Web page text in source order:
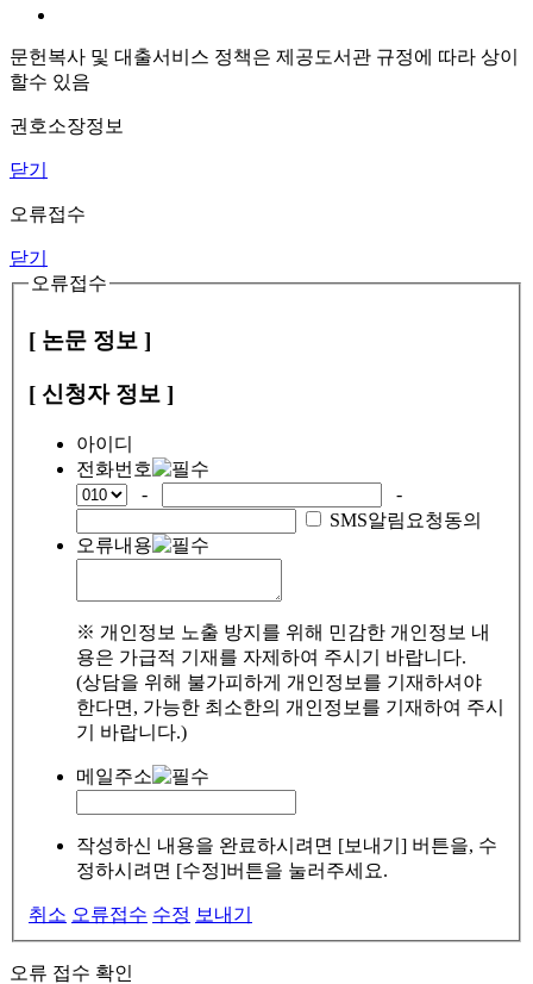
문헌복사 및 대출서비스 정책은 제공도서관 규정에 따라 상이
할수 있음
권호소장정보
닫기
오류접수
닫기
오류접수
[ 논문 정보 ]
[ 신청자 정보 ]
아이디
전화번호
-
-
SMS알림요청동의
오류내용
※ 개인정보 노출 방지를 위해 민감한 개인정보 내
용은 가급적 기재를 자제하여 주시기 바랍니다.
(상담을 위해 불가피하게 개인정보를 기재하셔야
한다면, 가능한 최소한의 개인정보를 기재하여 주시
기 바랍니다.)
메일주소
작성하신 내용을 완료하시려면 [보내기] 버튼을, 수
정하시려면 [수정]버튼을 눌러주세요.
취소 오류접수 수정 보내기
오류 접수 확인